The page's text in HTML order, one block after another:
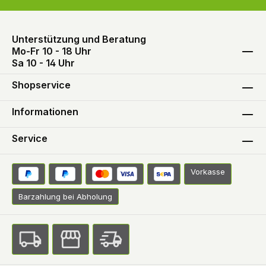
mm Material Kunststoff; Messing, verchromt
Unterstützung und Beratung
Mo-Fr 10 - 18 Uhr
Sa 10 - 14 Uhr
Shopservice
Informationen
Service
Vorkasse
Barzahlung bei Abholung